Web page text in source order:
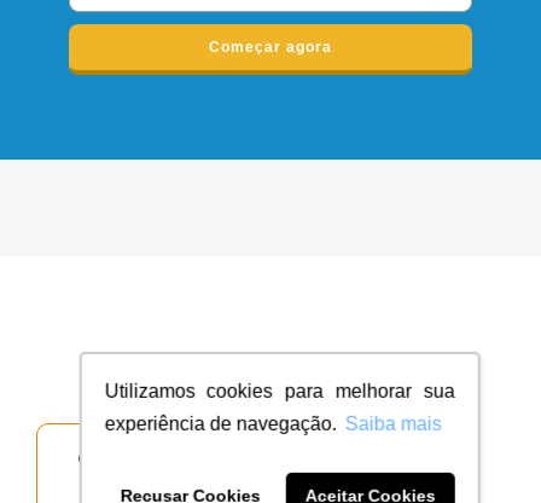
Utilizamos cookies para melhorar sua
experiência de navegação. Saiba mais
Recusar Cookies Aceitar Cookies
Começar agora